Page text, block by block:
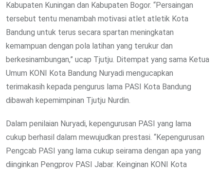
Kabupaten Kuningan dan Kabupaten Bogor. “Persaingan
tersebut tentu menambah motivasi atlet atletik Kota
Bandung untuk terus secara spartan meningkatan
kemampuan dengan pola latihan yang terukur dan
berkesinambungan,” ucap Tjutju. Ditempat yang sama Ketua
Umum KONI Kota Bandung Nuryadi mengucapkan
terimakasih kepada pengurus lama PASI Kota Bandung
dibawah kepemimpinan Tjutju Nurdin.
Dalam penilaian Nuryadi, kepengurusan PASI yang lama
cukup berhasil dalam mewujudkan prestasi. “Kepengurusan
Pengcab PASI yang lama cukup seirama dengan apa yang
diinginkan Pengprov PASI Jabar. Keinginan KONI Kota